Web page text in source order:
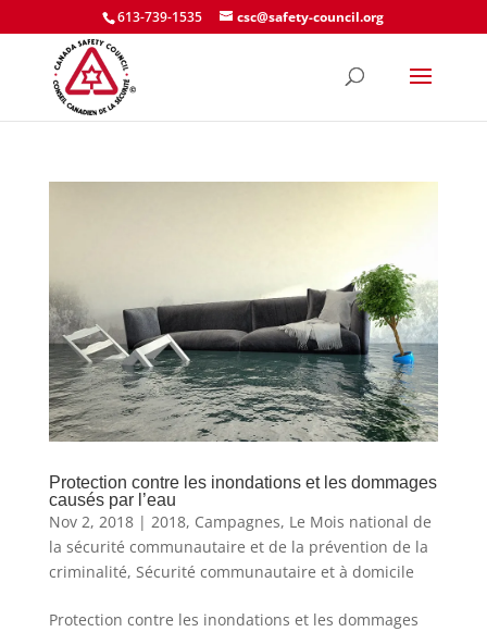
613-739-1535 csc@safety-council.org
Protection contre les inondations et les dommages
causés par l’eau
Nov 2, 2018| 2018, Campagnes, Le Mois national de
la sécurité communautaire et de la prévention de la
criminalité, Sécurité communautaire et à domicile
Protection contre les inondations et les dommages